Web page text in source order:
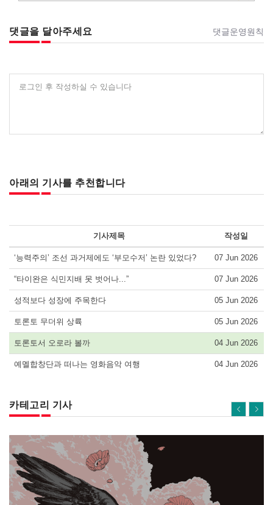
댓글을 달아주세요 댓글운영원칙
로그인 후 작성하실 수 있습니다
아래의 기사를 추천합니다
기사제목 작성일
‘능력주의’ 조선 과거제에도 ‘부모수저’ 논란 있었다? 07 Jun 2026
“타이완은 식민지배 못 벗어나...” 07 Jun 2026
성적보다 성장에 주목한다 05 Jun 2026
토론토 무더위 상륙 05 Jun 2026
토론토서 오로라 볼까 04 Jun 2026
예멜합창단과 떠나는 영화음악 여행 04 Jun 2026
카테고리 기사